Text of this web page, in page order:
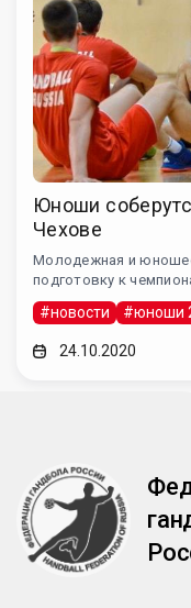
Юноши
Чехове
Молодежная и
подготовку к
#новости #юноши
24.10.2020